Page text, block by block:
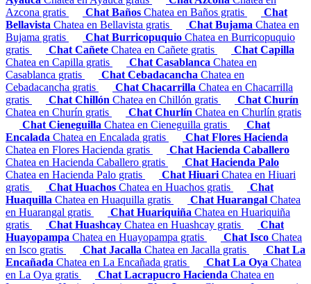
Azcona gratis
Chat Baños Chatea en Baños gratis
Chat
Bellavista Chatea en Bellavista gratis Chat Bujama Chatea en
Bujama gratis
Chat Burricopuquio Chatea en Burricopuquio
gratis
Chat Cañete Chatea en Cañete gratis
Chat Capilla
Chatea en Capilla gratis
Chat Casablanca Chatea en
Casablanca gratis
Chat Cebadacancha Chatea en
Cebadacancha gratis
Chat Chacarrilla Chatea en Chacarrilla
gratis
Chat Chillón Chatea en Chillón gratis
Chat Churín
Chatea en Churín gratis
Chat Churlín Chatea en Churlín gratis
Chat Cieneguilla Chatea en Cieneguilla gratis
Chat
Encalada Chatea en Encalada gratis
Chat Flores Hacienda
Chatea en Flores Hacienda gratis
Chat Hacienda Caballero
Chatea en Hacienda Caballero gratis
Chat Hacienda Palo
Chatea en Hacienda Palo gratis
Chat Hiuari Chatea en Hiuari
gratis
Chat Huachos Chatea en Huachos gratis
Chat
Huaquilla Chatea en Huaquilla gratis Chat Huarangal Chatea
en Huarangal gratis
Chat Huariquiña Chatea en Huariquiña
gratis
Chat Huashcay Chatea en Huashcay gratis
Chat
Huayopampa Chatea en Huayopampa gratis Chat Isco Chatea
en Isco gratis
Chat Jacalla Chatea en Jacalla gratis
Chat La
Encañada Chatea en La Encañada gratis Chat La Oya Chatea
en La Oya gratis
Chat Lacrapucro Hacienda Chatea en